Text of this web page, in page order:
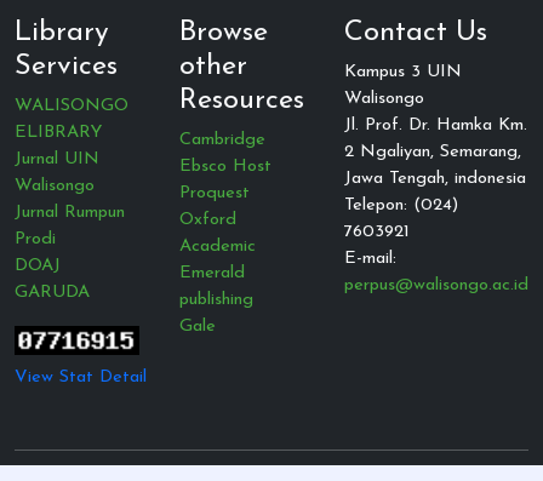
Library
Services
WALISONGO
ELIBRARY
Jurnal UIN
Walisongo
Jurnal Rumpun
Prodi
DOAJ
GARUDA
View Stat Detail
Browse
other
Resources
Cambridge
Ebsco Host
Proquest
Oxford
Academic
Emerald
publishing
Gale
Contact Us
Kampus 3 UIN
Walisongo
Jl. Prof. Dr. Hamka Km.
2 Ngaliyan, Semarang,
Jawa Tengah, indonesia
Telepon: (024)
7603921
E-mail:
perpus@walisongo.ac.id